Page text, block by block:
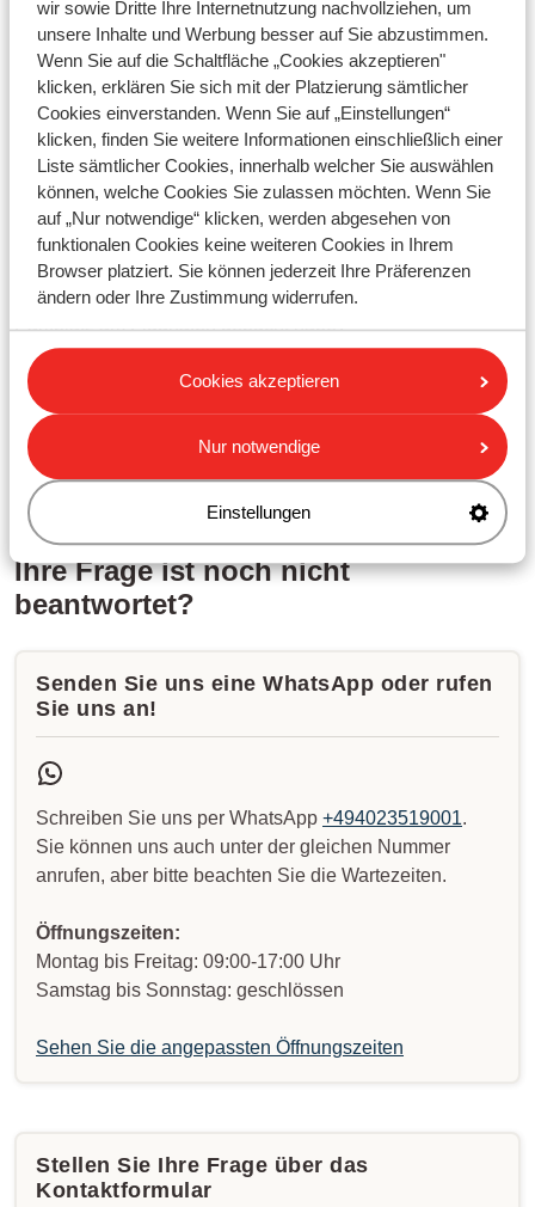
wir sowie Dritte Ihre Internetnutzung nachvollziehen, um
unsere Inhalte und Werbung besser auf Sie abzustimmen.
Wenn Sie auf die Schaltfläche „Cookies akzeptieren"
klicken, erklären Sie sich mit der Platzierung sämtlicher
Cookies einverstanden. Wenn Sie auf „Einstellungen“
klicken, finden Sie weitere Informationen einschließlich einer
Liste sämtlicher Cookies, innerhalb welcher Sie auswählen
können, welche Cookies Sie zulassen möchten. Wenn Sie
auf „Nur notwendige“ klicken, werden abgesehen von
funktionalen Cookies keine weiteren Cookies in Ihrem
Browser platziert. Sie können jederzeit Ihre Präferenzen
ändern oder Ihre Zustimmung widerrufen.
Cookies akzeptieren
Nur notwendige
Einstellungen
Fragen zu demselben Thema
Sind Transfers in Flugpaketen enthalten?
Wie lange dauert der Transfer zu unserer Unterkunft?
Kann ich mein (Winter-)Sportgepäck, meinen Rollstuhl oder
mein Haustier im Transferbus mitnehmen?
Ähnliche Fragen
Muss ich meinen Autoschlüssel abgeben, wenn ich einen
Parkplatz am Flughafen gebucht habe?
Wie spät kann ich in meiner Unterkunft einchecken?
Kann ich besonderes Gepäck mitbringen?
Wie hoch sind die Stornierungskosten sollte ich meine
Reise stornieren?
Ihre Frage ist noch nicht
beantwortet?
Senden Sie uns eine WhatsApp oder rufen
Sie uns an!
Schreiben Sie uns per WhatsApp +494023519001.
Sie können uns auch unter der gleichen Nummer
anrufen, aber bitte beachten Sie die Wartezeiten.
Öffnungszeiten:
Montag bis Freitag: 09:00-17:00 Uhr
Samstag bis Sonnstag: geschlössen
Sehen Sie die angepassten Öffnungszeiten
Stellen Sie Ihre Frage über das
Kontaktformular